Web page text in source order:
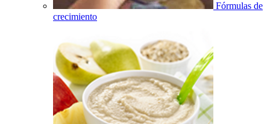
Fórmulas de
crecimiento